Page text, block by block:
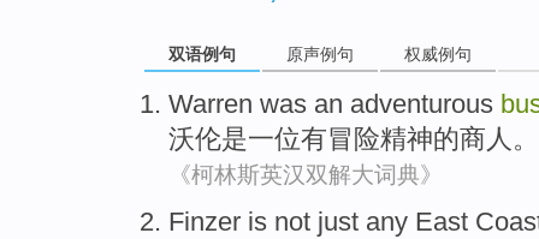
双语例句 原声例句 权威例句
Warren was an adventurous
沃伦是一位有冒险精神的商人 。
《柯林斯英汉双解大词典》
Finzer is not just any East